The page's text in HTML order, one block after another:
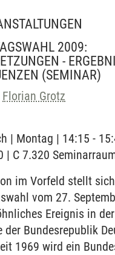
2009:
-
(SEMINAR)
Florian Grotz
| Montag | 14:15 -
| C 7.320
im Vorfeld stellt
vom 27.
Ereignis in
der Bundesrepublik
1969 wird ein